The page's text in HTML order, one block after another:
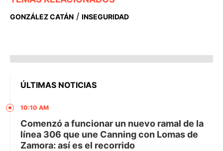
GONZÁLEZ CATÁN / INSEGURIDAD
ÚLTIMAS NOTICIAS
10:10 AM
Comenzó a funcionar un nuevo ramal de la
línea 306 que une Canning con Lomas de
Zamora: así es el recorrido